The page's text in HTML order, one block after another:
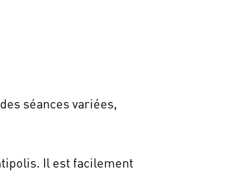
séances variées,
Il est facilement